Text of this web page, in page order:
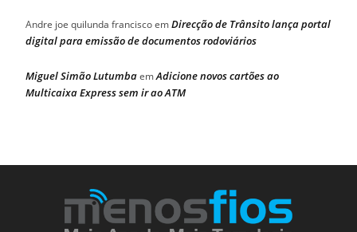
Andre joe quilunda franciscoemDirecção de Trânsito lança portal
digital para emissão de documentos rodoviários
Miguel Simão LutumbaemAdicione novos cartões ao
Multicaixa Express sem ir ao ATM